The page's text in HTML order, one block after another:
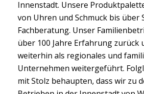
Innenstadt. Unsere
von Uhren und Schmuck bis über
Fachberatung. Unser
über 100 Jahre Erfahrung zurück
weiterhin als regionales und
Unternehmen weitergeführt.
mit Stolz behaupten, dass wir zu